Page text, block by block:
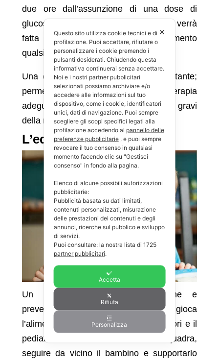
due ore dall’assunzione di una dose di
glucosio (
), inoltre verrà
fatta un’analisi del sangue in un momento
qualsiasi della giornata.
Una diagnosi precoce è molto importante;
permette di cominciare presto una terapia
adeguata ed evita le complicanze più gravi
della malattia.
L’educazione alimentare
Un ruolo chiave per la gestione e
prevenzione deldiabete infantilelo gioca
l’alimentazione. In questo caso i genitori e il
pediatra dovranno fare un lavoro di squadra,
seguire da vicino il bambino e supportarlo
✕
Questo sito utilizza cookie tecnici e di
profilazione. Puoi accettare, rifiutare o
personalizzare i cookie premendo i
pulsanti desiderati. Chiudendo questa
informativa continuerai senza accettare.
Noi e i nostri partner pubblicitari
selezionati possiamo archiviare e/o
accedere alle informazioni sul tuo
dispositivo, come i cookie, identificatori
unici, dati di navigazione. Puoi sempre
scegliere gli scopi specifici legati alla
profilazione accedendo al pannello delle
preferenze pubblicitarie, e puoi sempre
revocare il tuo consenso in qualsiasi
momento facendo clic su "Gestisci
consenso" in fondo alla pagina.
Elenco di alcune possibili autorizzazioni
pubblicitarie:
Pubblicità basata su dati limitati,
contenuti personalizzati, misurazione
delle prestazioni dei contenuti e degli
annunci, ricerche sul pubblico e sviluppo
di servizi.
Puoi consultare: la nostra lista di 1725
partner pubblicitari.
Accetta
Rifiuta
Personalizza